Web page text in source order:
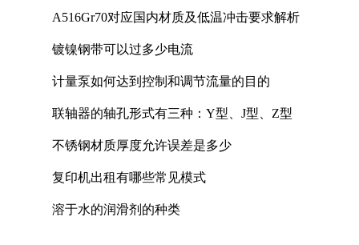
A516Gr70对应国内材质及低温冲击要求解析
镀镍钢带可以过多少电流
计量泵如何达到控制和调节流量的目的
联轴器的轴孔形式有三种：Y型、J型、Z型
不锈钢材质厚度允许误差是多少
复印机出租有哪些常见模式
溶于水的润滑剂的种类